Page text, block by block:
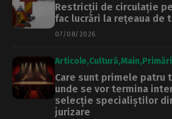
Restricții de circulație
fac lucrări la rețeaua de
07/08/2026
Articole Cultură Main
Care sunt primele patru
unde se vor termina
selecție specialiștilor
jurizare